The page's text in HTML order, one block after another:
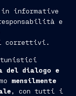
informative
e
correttivi.
del dialogo e
mensilmente
, con tutti i